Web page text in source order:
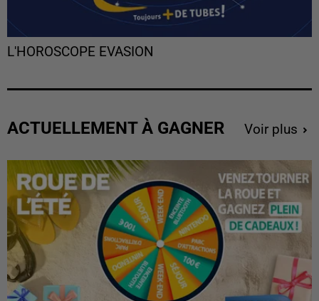
L'HOROSCOPE EVASION
ACTUELLEMENT À GAGNER Voir plus